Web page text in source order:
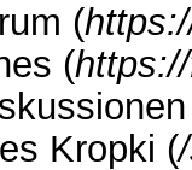
(
(
Kropki (